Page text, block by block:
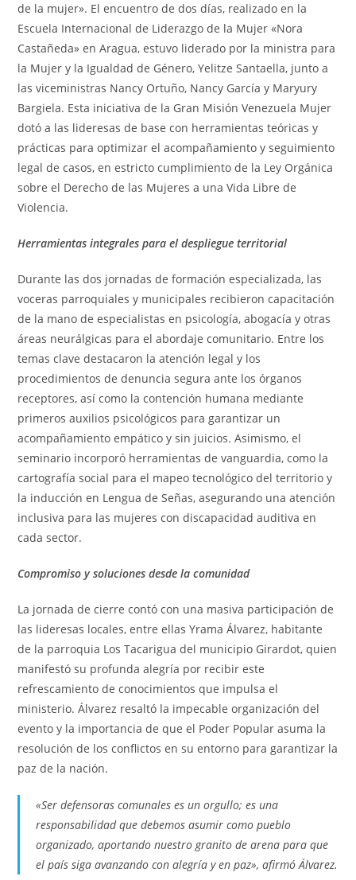
de la mujer». El encuentro de dos días, realizado en la
Escuela Internacional de Liderazgo de la Mujer «Nora
Castañeda» en Aragua, estuvo liderado por la ministra para
la Mujer y la Igualdad de Género, Yelitze Santaella, junto a
las viceministras Nancy Ortuño, Nancy García y Maryury
Bargiela. Esta iniciativa de la Gran Misión Venezuela Mujer
dotó a las lideresas de base con herramientas teóricas y
prácticas para optimizar el acompañamiento y seguimiento
legal de casos, en estricto cumplimiento de la Ley Orgánica
sobre el Derecho de las Mujeres a una Vida Libre de
Violencia.
Herramientas integrales para el despliegue territorial
Durante las dos jornadas de formación especializada, las
voceras parroquiales y municipales recibieron capacitación
de la mano de especialistas en psicología, abogacía y otras
áreas neurálgicas para el abordaje comunitario. Entre los
temas clave destacaron la atención legal y los
procedimientos de denuncia segura ante los órganos
receptores, así como la contención humana mediante
primeros auxilios psicológicos para garantizar un
acompañamiento empático y sin juicios. Asimismo, el
seminario incorporó herramientas de vanguardia, como la
cartografía social para el mapeo tecnológico del territorio y
la inducción en Lengua de Señas, asegurando una atención
inclusiva para las mujeres con discapacidad auditiva en
cada sector.
Compromiso y soluciones desde la comunidad
La jornada de cierre contó con una masiva participación de
las lideresas locales, entre ellas Yrama Álvarez, habitante
de la parroquia Los Tacarigua del municipio Girardot, quien
manifestó su profunda alegría por recibir este
refrescamiento de conocimientos que impulsa el
ministerio. Álvarez resaltó la impecable organización del
evento y la importancia de que el Poder Popular asuma la
resolución de los conflictos en su entorno para garantizar la
paz de la nación.
«Ser defensoras comunales es un orgullo; es una
responsabilidad que debemos asumir como pueblo
organizado, aportando nuestro granito de arena para que
el país siga avanzando con alegría y en paz», afirmó Álvarez.